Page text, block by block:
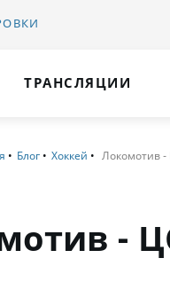
ТРАНСЛЯЦИИ
Блог Хоккей Локомотив -
-